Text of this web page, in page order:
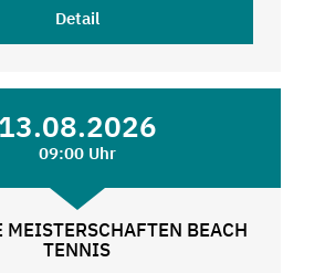
Detail
13.08.2026
09:00 Uhr
MEISTERSCHAFTEN BEACH
TENNIS